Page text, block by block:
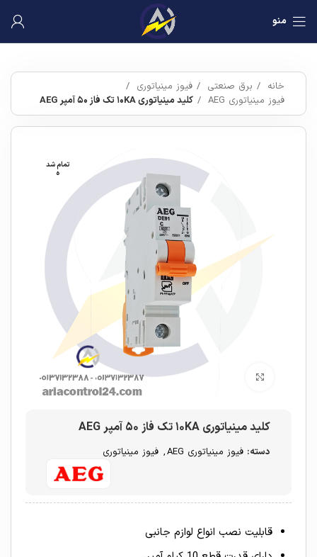
منو
خانه برق صنعتی
فیوز مینیاتوری
فیوز مینیاتوری AEG
کلید مینیاتوری ۱۰KA تک فاز ۵۰ آمپر AEG
تمام شد
ه
برای بزرگنمایی کلیک کنید
کلید مینیاتوری ۱۰KA تک فاز ۵۰ آمپر AEG
دسته: فیوز مینیاتوری AEG , فیوز مینیاتوری
قابلیت نصب انواع لوازم جانبی